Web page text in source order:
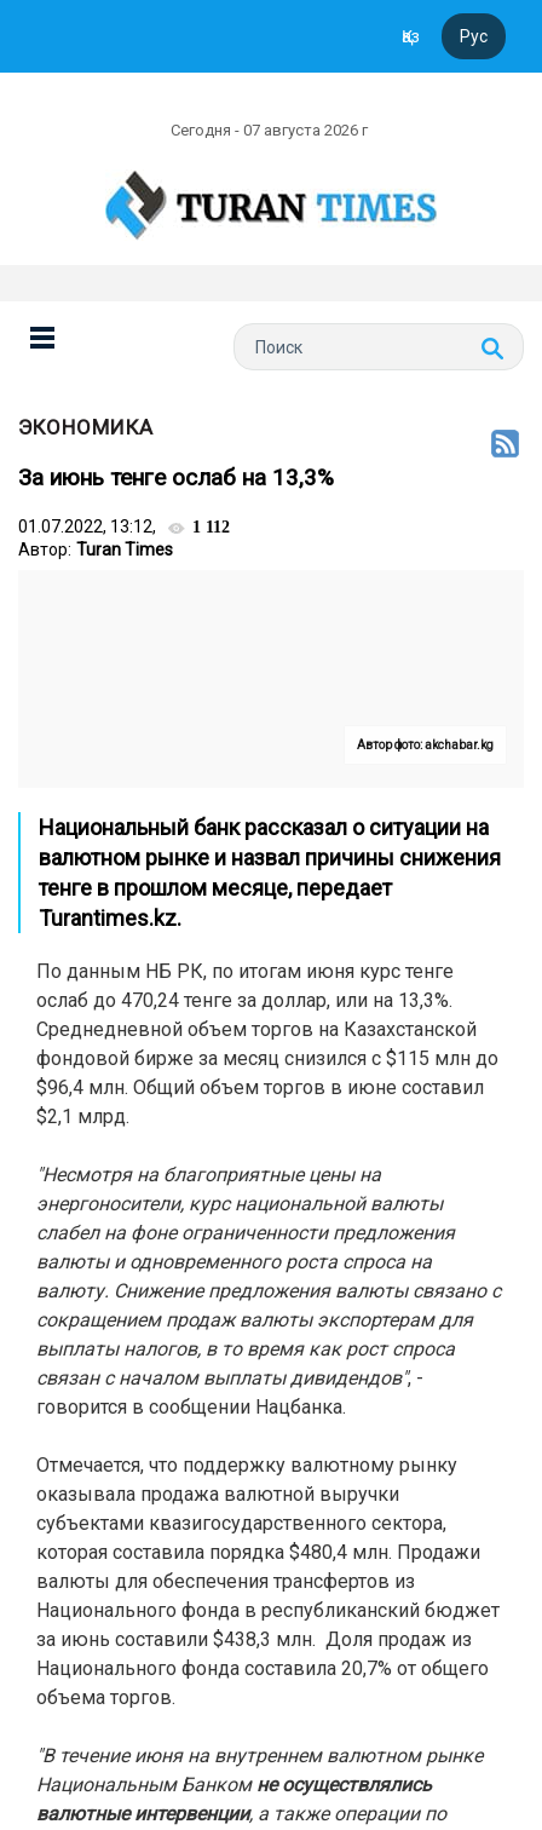
Қаз Рус
Сегодня - 07 августа 2026 г
ЭКОНОМИКА
За июнь тенге ослаб на 13,3%
01.07.2022, 13:12, 1 112
Автор: Turan Times
Автор фото: akchabar.kg
Национальный банк рассказал о ситуации на
валютном рынке и назвал причины снижения
тенге в прошлом месяце, передает
Turantimes.kz.
По данным НБ РК, по итогам июня курс тенге
ослаб до 470,24 тенге за доллар, или на 13,3%.
Среднедневной объем торгов на Казахстанской
фондовой бирже за месяц снизился с $115 млн до
$96,4 млн. Общий объем торгов в июне составил
$2,1 млрд.
"Несмотря на благоприятные цены на
энергоносители, курс национальной валюты
слабел на фоне ограниченности предложения
валюты и одновременного роста спроса на
валюту. Снижение предложения валюты связано с
сокращением продаж валюты экспортерам для
выплаты налогов, в то время как рост спроса
связан с началом выплаты дивидендов", -
говорится в сообщении Нацбанка.
Отмечается, что поддержку валютному рынку
оказывала продажа валютной выручки
субъектами квазигосударственного сектора,
которая составила порядка $480,4 млн. Продажи
валюты для обеспечения трансфертов из
Национального фонда в республиканский бюджет
за июнь составили $438,3 млн. Доля продаж из
Национального фонда составила 20,7% от общего
объема торгов.
"В течение июня на внутреннем валютном рынке
Национальным Банком не осуществлялись
валютные интервенции, а также операции по